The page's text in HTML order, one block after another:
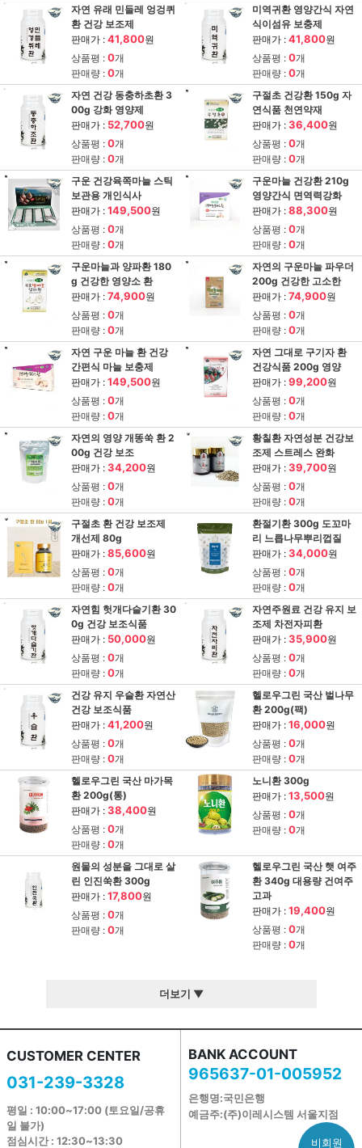
자연 유래 민들레 엉겅퀴
환 건강 보조제
판매가 :41,800원
상품평 :0개
판매량 :0개
미역귀환 영양간식 자연
식이섬유 보충제
판매가 :41,800원
상품평 :0개
판매량 :0개
자연 건강 동충하초환 3
00g 강화 영양제
판매가 : 52,700원
상품평 :0개
판매량 :0개
구절초 건강환 150g 자
연식품 천연약재
판매가 :36,400원
상품평 :0개
판매량 :0개
구운 건강육쪽마늘 스틱
보관용 개인식사
판매가 :149,500원
상품평 :0개
판매량 :0개
구운마늘 건강환 210g
영양간식 면역력강화
판매가 :88,300원
상품평 :0개
판매량 :0개
구운마늘과 양파환 180
g 건강한 영양소 환
판매가 :74,900원
상품평 :0개
판매량 :0개
자연의 구운마늘 파우더
200g 건강한 고소한
판매가 :74,900원
상품평 :0개
판매량 :0개
자연 구운 마늘 환 건강
간편식 마늘 보충제
판매가 :149,500원
상품평 :0개
판매량 :0개
자연 그대로 구기자 환
건강식품 200g 영양
판매가 :99,200원
상품평 :0개
판매량 :0개
자연의 영양 개똥쑥 환 2
00g 건강 보조
판매가 :34,200원
상품평 :0개
판매량 :0개
황칠환 자연성분 건강보
조제 스트레스 완화
판매가 :39,700원
상품평 :0개
판매량 :0개
구절초 환 건강 보조제
개선제 80g
판매가 :85,600원
상품평 :0개
판매량 :0개
환절기환 300g 도꼬마
리 느릅나무뿌리껍질
판매가 :34,000원
상품평 :0개
판매량 :0개
자연힘 헛개다슬기환 30
0g 건강 보조식품
판매가 : 50,000원
상품평 :0개
판매량 :0개
자연주원료 건강 유지 보
조제 차전자피환
판매가 :35,900원
상품평 :0개
판매량 :0개
건강 유지 우슬환 자연산
건강 보조식품
판매가 :41,200원
상품평 :0개
판매량 :0개
헬로우그린 국산 벌나무
환 200g(팩)
판매가 :16,000원
상품평 :0개
판매량 :0개
헬로우그린 국산 마가목
환 200g(통)
판매가 :38,400원
상품평 :0개
판매량 :0개
노니환 300g
판매가 :13,500원
상품평 :0개
판매량 :0개
원물의 성분을 그대로 살
린 인진쑥환 300g
판매가 :17,800원
상품평 :0개
판매량 :0개
헬로우그린 국산 햇 여주
환 340g 대용량 건여주
고과
판매가 :19,400원
상품평 :0개
판매량 :0개
더보기 ▼
CUSTOMER CENTER
031-239-3328
평일 : 10:00~17:00 (토요일/공휴
일 불가)
점심시간 : 12:30~13:30
BANK ACCOUNT
965637-01-005952
은행명:국민은행
예금주:(주)이레시스템 서울지점
비회원